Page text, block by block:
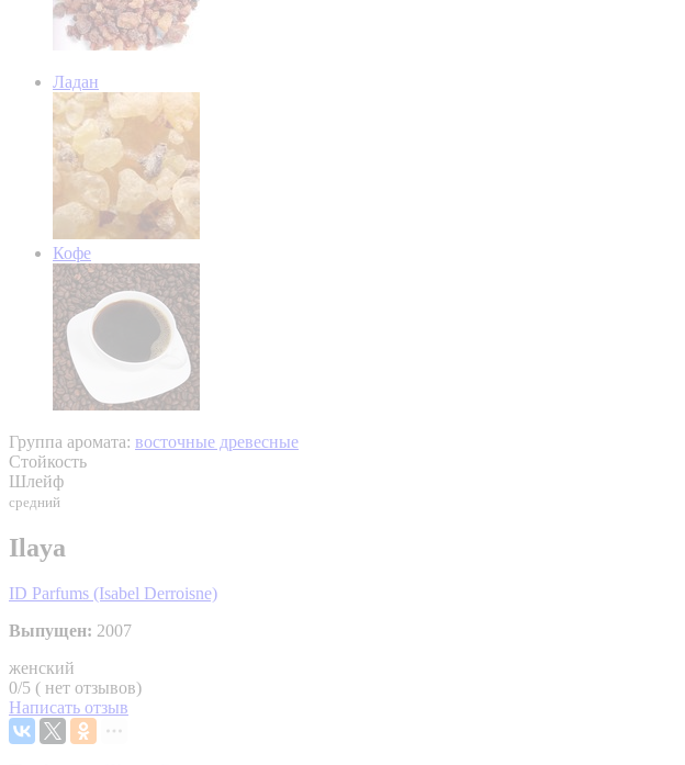
Ладан
Кофе
Группа аромата: восточные древесные
Стойкость
Шлейф
средний
Ilaya
ID Parfums (Isabel Derroisne)
Выпущен: 2007
женский
0/5 ( нет отзывов)
Написать отзыв